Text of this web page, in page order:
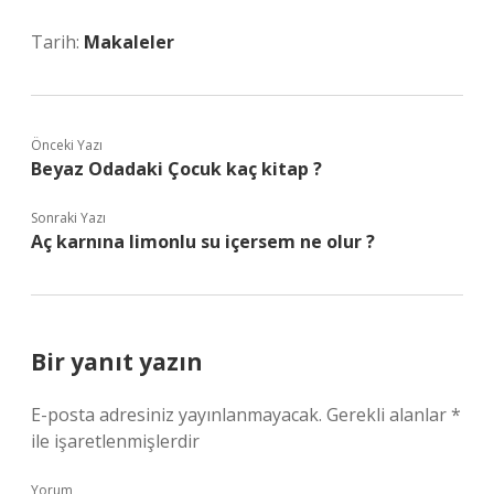
Tarih: Makaleler
Önceki Yazı
Beyaz Odadaki Çocuk kaç kitap ?
Sonraki Yazı
Aç karnına limonlu su içersem ne olur ?
Bir yanıt yazın
E-posta adresiniz yayınlanmayacak. Gerekli alanlar*
ile işaretlenmişlerdir
Yorum